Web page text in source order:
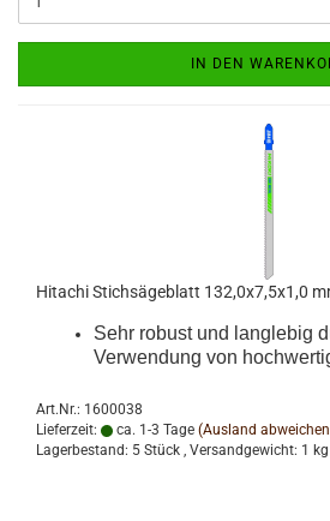
IN DEN
Hitachi Stichsägeblatt 132,0x7,5x1,0
Sehr robust und langlebig
Verwendung von
Art.Nr.: 1600038
Lieferzeit:
ca. 1-3 Tage (Ausland
Lagerbestand: 5 Stück , Versandgewicht: 1